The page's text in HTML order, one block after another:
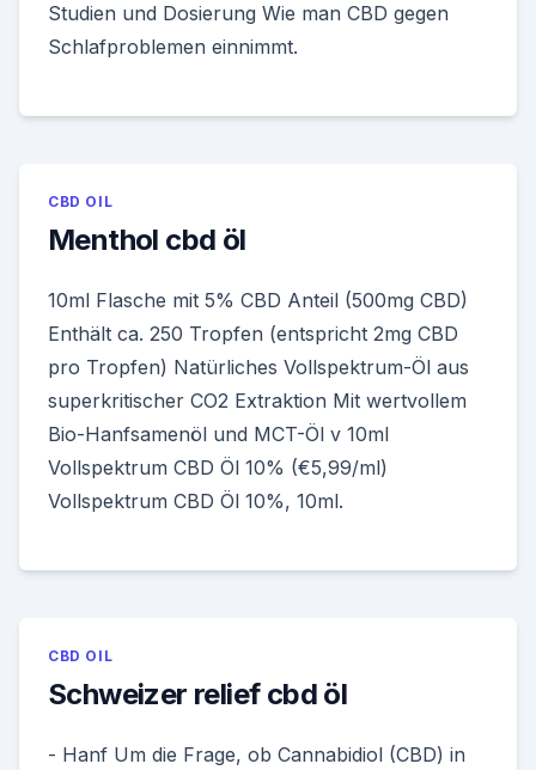
Studien und Dosierung Wie man CBD gegen
Schlafproblemen einnimmt.
CBD OIL
Menthol cbd öl
10ml Flasche mit 5% CBD Anteil (500mg CBD)
Enthält ca. 250 Tropfen (entspricht 2mg CBD
pro Tropfen) Natürliches Vollspektrum-Öl aus
superkritischer CO2 Extraktion Mit wertvollem
Bio-Hanfsamenöl und MCT-Öl v 10ml
Vollspektrum CBD Öl 10% (€5,99/ml)
Vollspektrum CBD Öl 10%, 10ml.
CBD OIL
Schweizer relief cbd öl
- Hanf Um die Frage, ob Cannabidiol (CBD) in